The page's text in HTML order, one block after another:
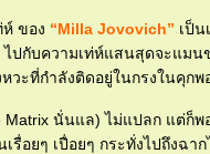
ห์ ของ “Milla Jovovich” เป็
ไปกับความเท่ห์แสนสุดจะแมน
วะที่กำลังติดอยู่ในกรงในคุก
นั่นแล) ไม่แปลก แต่ก็
รื่อยๆ เปื่อยๆ กระทั่งไปถึงฉ